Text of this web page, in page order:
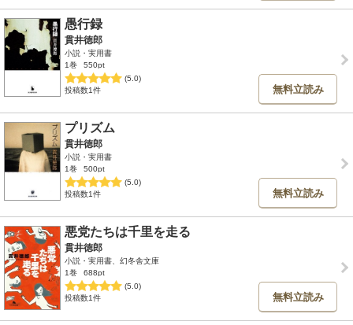
愚行録
貫井徳郎
小説・実用書
1巻
550pt
(5.0)
投稿数1件
無料立読み
プリズム
貫井徳郎
小説・実用書
1巻
500pt
(5.0)
投稿数1件
無料立読み
悪党たちは千里を走る
貫井徳郎
小説・実用書、幻冬舎文庫
1巻
688pt
(5.0)
投稿数1件
無料立読み